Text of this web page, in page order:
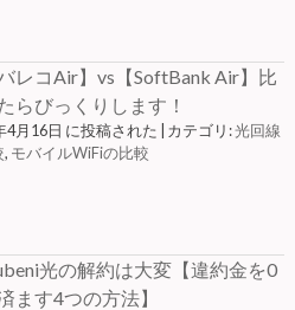
バレコAir】vs【SoftBank Air】比
らびっくりします！
4月16日 に投稿された カテゴリ:光回線
, モバイルWiFiの比較
光の解約は大変【違約金を0
ます4つの方法】